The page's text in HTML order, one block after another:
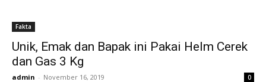
Fakta
Unik, Emak dan Bapak ini Pakai Helm Cerek
dan Gas 3 Kg
admin - November 16, 2019 0